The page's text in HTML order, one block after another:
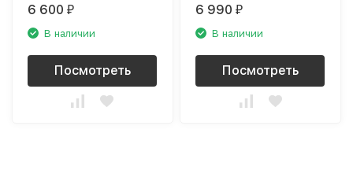
6 600₽
В наличии
Посмотреть
6 990₽
В наличии
Посмотреть